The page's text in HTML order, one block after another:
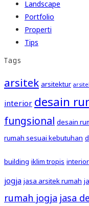
Landscape
Portfolio
Properti
Tips
Tags
arsitek arsitektur
interior desain
fungsional desain
rumah sesuai kebutuhan
building iklim tropis interior
jogja jasa arsitek rumah
rumah jogja jasa